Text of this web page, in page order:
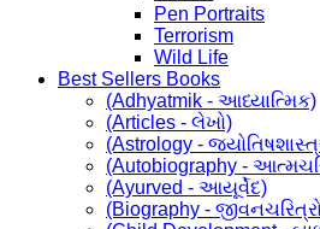
Pen Portraits
Terrorism
Wild Life
Best Sellers Books
(Adhyatmik - આધ્યાત્મિક)
(Articles - લેખો)
(Astrology -
(Autobiography -
(Ayurved - આયૂર્વેદ)
(Biography -